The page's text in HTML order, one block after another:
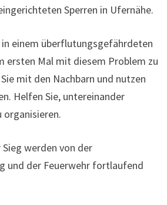
Sperren in Ufernähe.
in einem überflutungsgefährdeten
ersten Mal mit diesem Problem zu
mit den Nachbarn und nutzen
Helfen Sie, untereinander
organisieren.
werden von der
und der Feuerwehr fortlaufend